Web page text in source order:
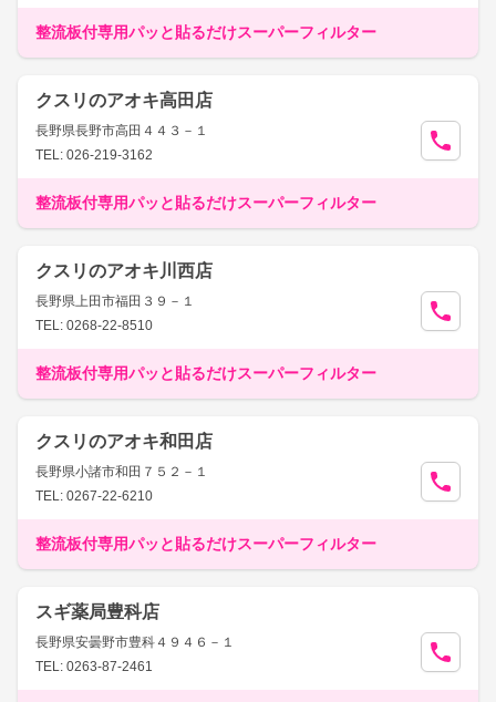
整流板付専用パッと貼るだけスーパーフィルター
クスリのアオキ高田店
長野県長野市高田４４３－１
TEL: 026-219-3162
整流板付専用パッと貼るだけスーパーフィルター
クスリのアオキ川西店
長野県上田市福田３９－１
TEL: 0268-22-8510
整流板付専用パッと貼るだけスーパーフィルター
クスリのアオキ和田店
長野県小諸市和田７５２－１
TEL: 0267-22-6210
整流板付専用パッと貼るだけスーパーフィルター
スギ薬局豊科店
長野県安曇野市豊科４９４６－１
TEL: 0263-87-2461